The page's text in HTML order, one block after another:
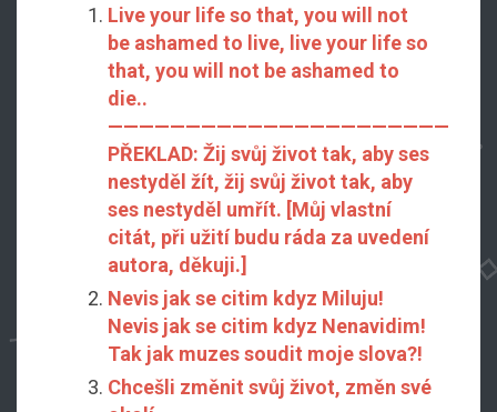
Live your life so that, you will not
be ashamed to live, live your life so
that, you will not be ashamed to
die..
——————————————————————
PŘEKLAD: Žij svůj život tak, aby ses
nestyděl žít, žij svůj život tak, aby
ses nestyděl umřít. [Můj vlastní
citát, při užití budu ráda za uvedení
autora, děkuji.]
Nevis jak se citim kdyz Miluju!
Nevis jak se citim kdyz Nenavidim!
Tak jak muzes soudit moje slova?!
Chcešli změnit svůj život, změn své